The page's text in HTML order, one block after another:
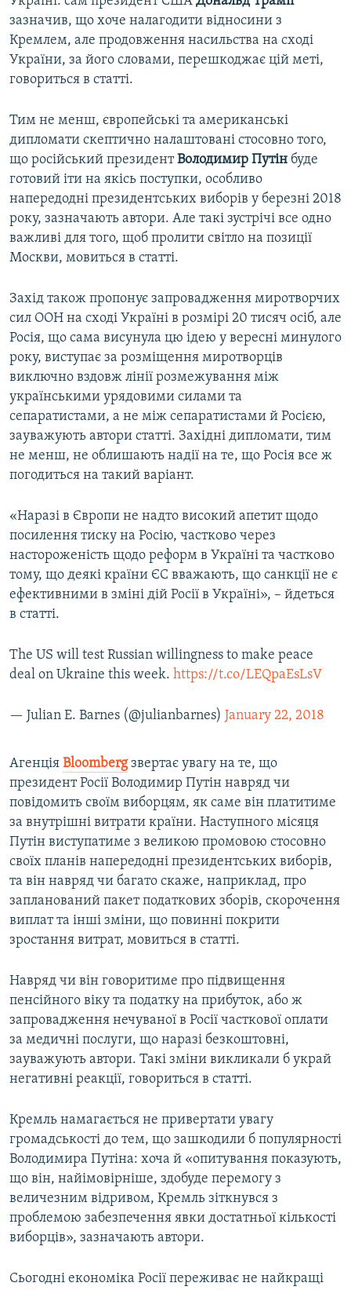
зазначив, що хоче налагодити відносини з
Кремлем, але продовження насильства на сході
України, за його словами, перешкоджає цій меті,
говориться в статті.
Тим не менш, європейські та американські
дипломати скептично налаштовані стосовно того,
що російський президентВолодимир Путін буде
готовий іти на якісь поступки, особливо
напередодні президентських виборів у березні 2018
року, зазначають автори. Але такі зустрічі все одно
важливі для того, щоб пролити світло на позиції
Москви, мовиться в статті.
Захід також пропонує запровадження миротворчих
сил ООН на сході Україні в розмірі 20 тисяч осіб, але
Росія, що сама висунула цю ідею у вересні минулого
року, виступає за розміщення миротворців
виключно вздовж лінії розмежування між
українськими урядовими силами та
сепаратистами, а не між сепаратистами й Росією,
зауважують автори статті. Західні дипломати, тим
не менш, не облишають надії на те, що Росія все ж
погодиться на такий варіант.
«Наразі в Європи не надто високий апетит щодо
посилення тиску на Росію, частково через
настороженість щодо реформ в Україні та частково
тому, що деякі країни ЄС вважають, що санкції не є
ефективними в зміні дій Росії в Україні», – йдеться
в статті.
The US will test Russian willingness to make peace
deal on Ukraine this week. https://t.co/LEQpaEsLsV
— Julian E. Barnes (@julianbarnes) January 22, 2018
Агенція Bloombergзвертає увагу на те, що
президент Росії Володимир Путін навряд чи
повідомить своїм виборцям, як саме він платитиме
за внутрішні витрати країни. Наступного місяця
Путін виступатиме з великою промовою стосовно
своїх планів напередодні президентських виборів,
та він навряд чи багато скаже, наприклад, про
запланований пакет податкових зборів, скорочення
виплат та інші зміни, що повинні покрити
зростання витрат, мовиться в статті.
Навряд чи він говоритиме про підвищення
пенсійного віку та податку на прибуток, або ж
запровадження нечуваної в Росії часткової оплати
за медичні послуги, що наразі безкоштовні,
зауважують автори. Такі зміни викликали б украй
негативні реакції, говориться в статті.
Кремль намагається не привертати увагу
громадськості до тем, що зашкодили б популярності
Володимира Путіна: хоча й «опитування показують,
що він, найімовірніше, здобуде перемогу з
величезним відривом, Кремль зіткнувся з
проблемою забезпечення явки достатньої кількості
виборців», зазначають автори.
Сьогодні економіка Росії переживає не найкращі